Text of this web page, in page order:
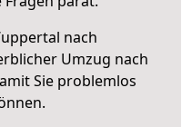
nach
Umzug nach
Sie problemlos